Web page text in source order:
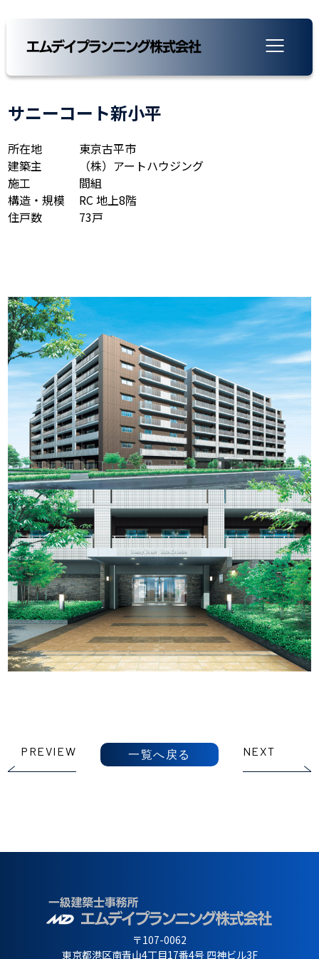
サニーコート新小平
所在地
東京古平市
建築主
（株）アートハウジング
施工
間組
構造・規模
RC 地上8階
住戸数
73戸
PREVIEW 一覧へ戻る NEXT
〒107-0062
東京都港区南青山4丁目17番4号 四神ビル3F